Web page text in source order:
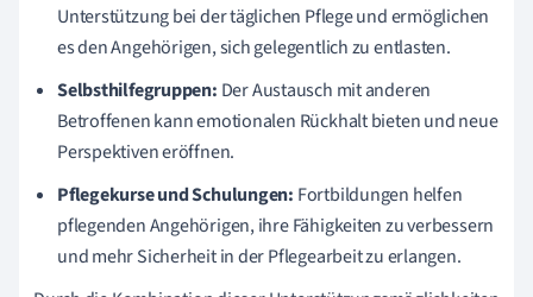
Unterstützung bei der täglichen Pflege und ermöglichen
es den Angehörigen, sich gelegentlich zu entlasten.
Selbsthilfegruppen: Der Austausch mit anderen
Betroffenen kann emotionalen Rückhalt bieten und neue
Perspektiven eröffnen.
Pflegekurse und Schulungen: Fortbildungen helfen
pflegenden Angehörigen, ihre Fähigkeiten zu verbessern
und mehr Sicherheit in der Pflegearbeit zu erlangen.